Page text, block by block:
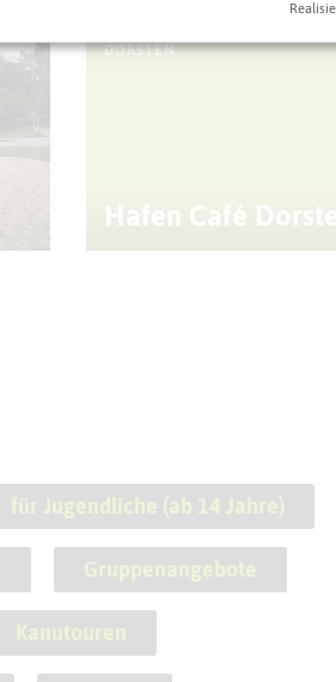
DORSTEN
Hafen Café
für Jugendliche (ab 14 Jahre)
Gruppenangebote
Kanutouren